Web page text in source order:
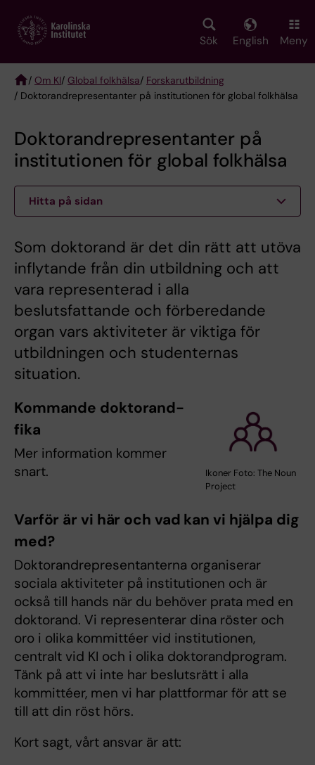
main
Sök English Meny
Breadcrumb
/ Om KI/ Global folkhälsa/ Forskarutbildning
/ Doktorandrepresentanter på institutionen för global folkhälsa
Doktorandrepresentanter på
institutionen för global folkhälsa
Hitta på sidan
Som doktorand är det din rätt att utöva
inflytande från din utbildning och att
vara representerad i alla
beslutsfattande och förberedande
organ vars aktiviteter är viktiga för
utbildningen och studenternas
situation.
Ikoner Foto: The Noun
Project
Kommande doktorand-
fika
Mer information kommer
snart.
Varför är vi här och vad kan vi hjälpa dig
med?
Doktorandrepresentanterna organiserar
sociala aktiviteter på institutionen och är
också till hands när du behöver prata med en
doktorand. Vi representerar dina röster och
oro i olika kommittéer vid institutionen,
centralt vid KI och i olika doktorandprogram.
Tänk på att vi inte har beslutsrätt i alla
kommittéer, men vi har plattformar för att se
till att din röst hörs.
Kort sagt, vårt ansvar är att: